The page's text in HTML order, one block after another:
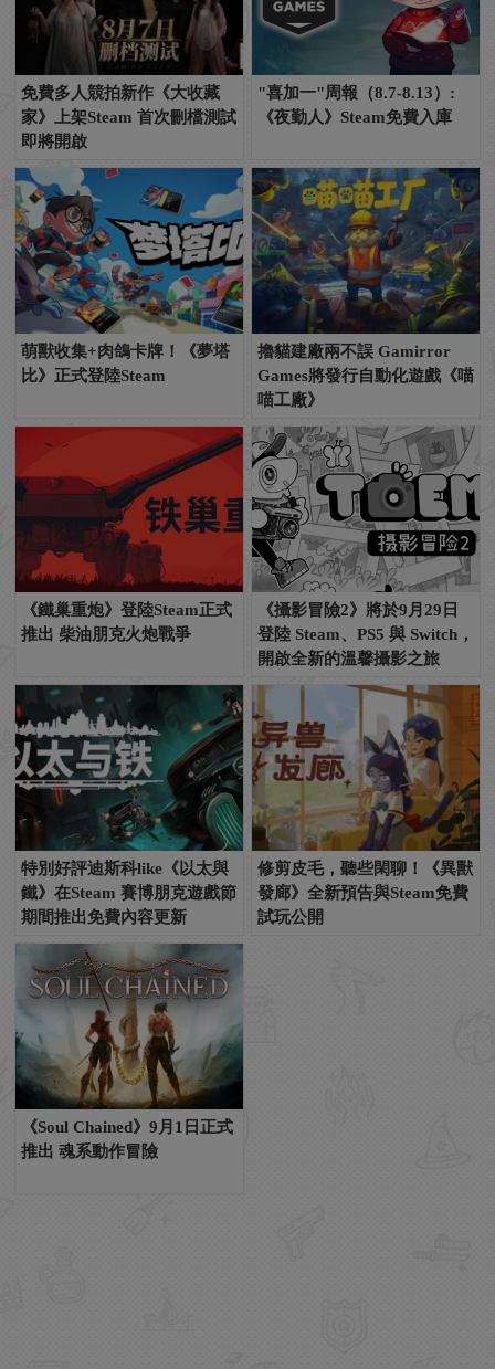
免費多人競拍新作《大收藏
家》上架Steam 首次刪檔測試
即將開啟
"喜加一"周報（8.7-8.13）:
《夜勤人》Steam免費入庫
萌獸收集+肉鴿卡牌！《夢塔
比》正式登陸Steam
擼貓建廠兩不誤 Gamirror
Games將發行自動化遊戲《喵
喵工廠》
《鐵巢重炮》登陸Steam正式
推出 柴油朋克火炮戰爭
《攝影冒險2》將於9月29日
登陸 Steam、PS5 與 Switch，
開啟全新的溫馨攝影之旅
特別好評迪斯科like《以太與
鐵》在Steam 賽博朋克遊戲節
期間推出免費內容更新
修剪皮毛，聽些閑聊！《異獸
發廊》全新預告與Steam免費
試玩公開
《Soul Chained》9月1日正式
推出 魂系動作冒險